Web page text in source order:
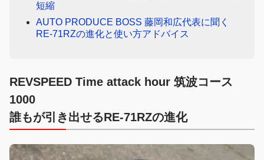
短縮
AUTO PRODUCE BOSS 藤岡和広代表に聞く
RE-71RZの進化と使い方アドバイス
REVSPEED Time attack hour 筑波コース
1000
誰もが引き出せるRE-71RZの進化